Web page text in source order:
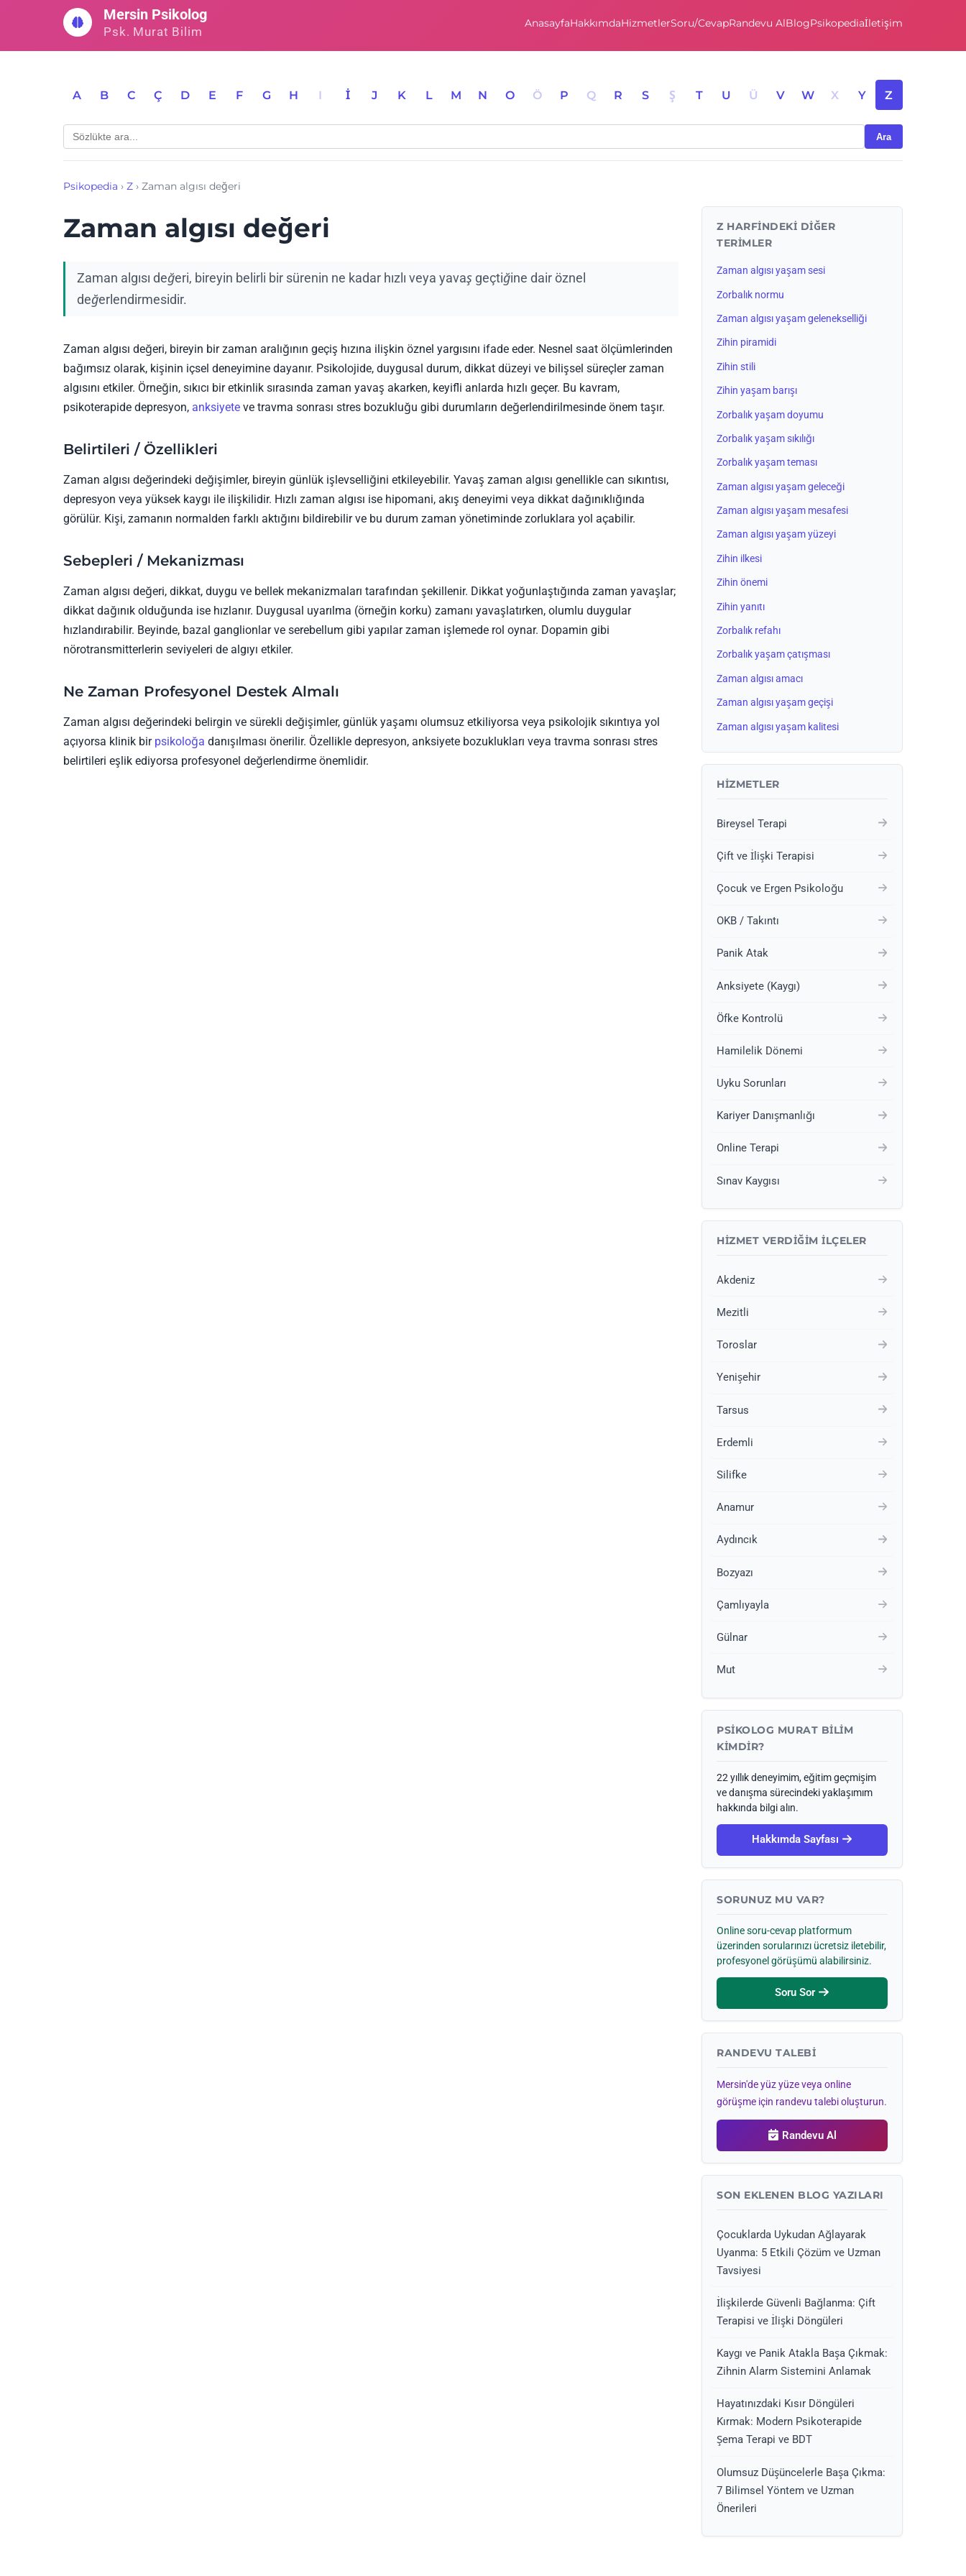
Mersin Psikolog
Psk. Murat Bilim
AnasayfaHakkımdaHizmetlerSoru/CevapRandevu AlBlogPsikopediaİletişim
A B C Ç D E F G H I İ J K L M N O Ö P Q R S Ş T U Ü V W X Y Z
Ara
Psikopedia › Z › Zaman algısı değeri
Zaman algısı değeri
Zaman algısı değeri, bireyin belirli bir sürenin ne kadar hızlı veya yavaş geçtiğine dair öznel
değerlendirmesidir.
Zaman algısı değeri, bireyin bir zaman aralığının geçiş hızına ilişkin öznel yargısını ifade eder. Nesnel saat ölçümlerinden
bağımsız olarak, kişinin içsel deneyimine dayanır. Psikolojide, duygusal durum, dikkat düzeyi ve bilişsel süreçler zaman
algısını etkiler. Örneğin, sıkıcı bir etkinlik sırasında zaman yavaş akarken, keyifli anlarda hızlı geçer. Bu kavram,
psikoterapide depresyon, anksiyete ve travma sonrası stres bozukluğu gibi durumların değerlendirilmesinde önem taşır.
Belirtileri / Özellikleri
Zaman algısı değerindeki değişimler, bireyin günlük işlevselliğini etkileyebilir. Yavaş zaman algısı genellikle can sıkıntısı,
depresyon veya yüksek kaygı ile ilişkilidir. Hızlı zaman algısı ise hipomani, akış deneyimi veya dikkat dağınıklığında
görülür. Kişi, zamanın normalden farklı aktığını bildirebilir ve bu durum zaman yönetiminde zorluklara yol açabilir.
Sebepleri / Mekanizması
Zaman algısı değeri, dikkat, duygu ve bellek mekanizmaları tarafından şekillenir. Dikkat yoğunlaştığında zaman yavaşlar;
dikkat dağınık olduğunda ise hızlanır. Duygusal uyarılma (örneğin korku) zamanı yavaşlatırken, olumlu duygular
hızlandırabilir. Beyinde, bazal ganglionlar ve serebellum gibi yapılar zaman işlemede rol oynar. Dopamin gibi
nörotransmitterlerin seviyeleri de algıyı etkiler.
Ne Zaman Profesyonel Destek Almalı
Zaman algısı değerindeki belirgin ve sürekli değişimler, günlük yaşamı olumsuz etkiliyorsa veya psikolojik sıkıntıya yol
açıyorsa klinik bir psikoloğa danışılması önerilir. Özellikle depresyon, anksiyete bozuklukları veya travma sonrası stres
belirtileri eşlik ediyorsa profesyonel değerlendirme önemlidir.
Z HARFINDEKI DIĞER
TERIMLER
Zaman algısı yaşam sesi
Zorbalık normu
Zaman algısı yaşam gelenekselliği
Zihin piramidi
Zihin stili
Zihin yaşam barışı
Zorbalık yaşam doyumu
Zorbalık yaşam sıkılığı
Zorbalık yaşam teması
Zaman algısı yaşam geleceği
Zaman algısı yaşam mesafesi
Zaman algısı yaşam yüzeyi
Zihin ilkesi
Zihin önemi
Zihin yanıtı
Zorbalık refahı
Zorbalık yaşam çatışması
Zaman algısı amacı
Zaman algısı yaşam geçişi
Zaman algısı yaşam kalitesi
HIZMETLER
Bireysel Terapi
Çift ve İlişki Terapisi
Çocuk ve Ergen Psikoloğu
OKB / Takıntı
Panik Atak
Anksiyete (Kaygı)
Öfke Kontrolü
Hamilelik Dönemi
Uyku Sorunları
Kariyer Danışmanlığı
Online Terapi
Sınav Kaygısı
HIZMET VERDIĞIM İLÇELER
Akdeniz
Mezitli
Toroslar
Yenişehir
Tarsus
Erdemli
Silifke
Anamur
Aydıncık
Bozyazı
Çamlıyayla
Gülnar
Mut
PSIKOLOG MURAT BILIM
KIMDIR?
22 yıllık deneyimim, eğitim geçmişim
ve danışma sürecindeki yaklaşımım
hakkında bilgi alın.
Hakkımda Sayfası
SORUNUZ MU VAR?
Online soru-cevap platformum
üzerinden sorularınızı ücretsiz iletebilir,
profesyonel görüşümü alabilirsiniz.
Soru Sor
RANDEVU TALEBI
Mersin'de yüz yüze veya online
görüşme için randevu talebi oluşturun.
Randevu Al
SON EKLENEN BLOG YAZILARI
Çocuklarda Uykudan Ağlayarak
Uyanma: 5 Etkili Çözüm ve Uzman
Tavsiyesi
İlişkilerde Güvenli Bağlanma: Çift
Terapisi ve İlişki Döngüleri
Kaygı ve Panik Atakla Başa Çıkmak:
Zihnin Alarm Sistemini Anlamak
Hayatınızdaki Kısır Döngüleri
Kırmak: Modern Psikoterapide
Şema Terapi ve BDT
Olumsuz Düşüncelerle Başa Çıkma:
7 Bilimsel Yöntem ve Uzman
Önerileri